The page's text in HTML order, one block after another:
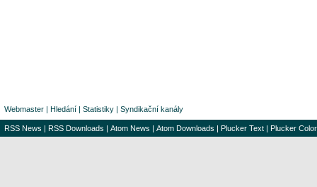
Webmaster | Hledání | Statistiky | Syndikační kanály
RSS News | RSS Downloads | Atom News | Atom Downloads | Plucker Text | Plucker Color